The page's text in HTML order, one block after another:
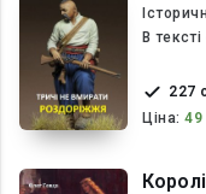
В текcті
Ціна: 49